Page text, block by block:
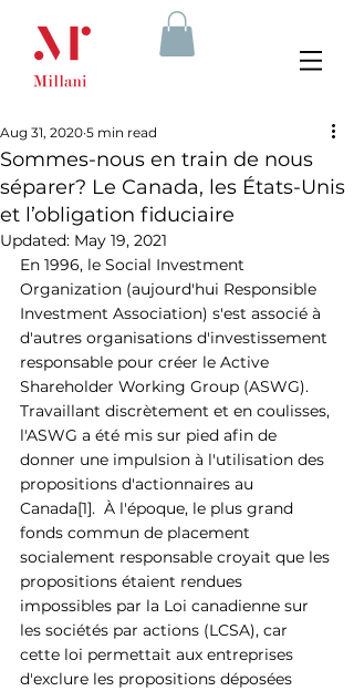
Sommes-nous en train de nous
séparer? Le Canada, les États-Unis
et l’obligation fiduciaire
Aug 31, 2020 5 min read
Updated: May 19, 2021
En 1996, le Social Investment
Organization (aujourd'hui Responsible
Investment Association) s'est associé à
d'autres organisations d'investissement
responsable pour créer le Active
Shareholder Working Group (ASWG).
Travaillant discrètement et en coulisses,
l'ASWG a été mis sur pied afin de
donner une impulsion à l'utilisation des
propositions d'actionnaires au
Canada[1].  À l'époque, le plus grand
fonds commun de placement
socialement responsable croyait que les
propositions étaient rendues
impossibles par la Loi canadienne sur
les sociétés par actions (LCSA), car
cette loi permettait aux entreprises
d'exclure les propositions déposées